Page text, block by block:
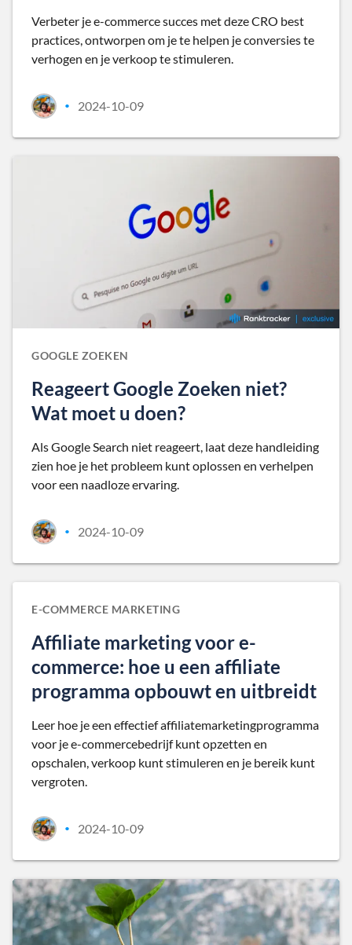
Verbeter je e-commerce succes met deze CRO best
practices, ontworpen om je te helpen je conversies te
verhogen en je verkoop te stimuleren.
• 2024-10-09
GOOGLE ZOEKEN
Reageert Google Zoeken niet?
Wat moet u doen?
Als Google Search niet reageert, laat deze handleiding
zien hoe je het probleem kunt oplossen en verhelpen
voor een naadloze ervaring.
• 2024-10-09
E-COMMERCE MARKETING
Affiliate marketing voor e-
commerce: hoe u een affiliate
programma opbouwt en uitbreidt
Leer hoe je een effectief affiliatemarketingprogramma
voor je e-commercebedrijf kunt opzetten en
opschalen, verkoop kunt stimuleren en je bereik kunt
vergroten.
• 2024-10-09